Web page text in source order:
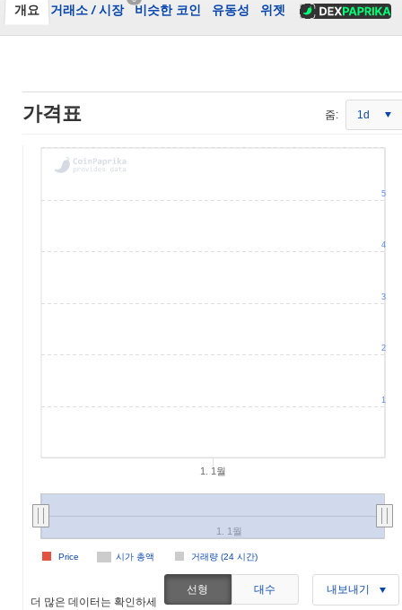
개요 거래소 /시장 비슷한 코인 유동성 위젯
가격표 줌: 1d
1. 1월
시가 총액 거래량 (24 시간)
Price
1. 1월
1
2
3
4
5
더 많은 데이터는 확인하세
선형 대수 내보내기